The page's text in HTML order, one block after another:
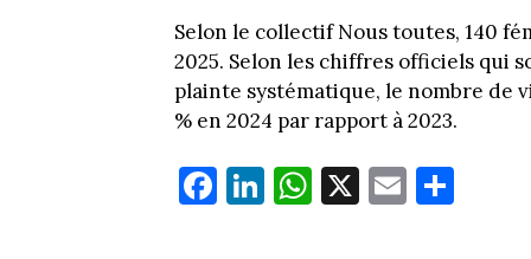
Selon le collectif Nous toutes, 140
2025. Selon les chiffres officiels qui
plainte systématique, le nombre de
% en 2024 par rapport à 2023.
Fa
ce
Li
nk
W
ha
X E
m